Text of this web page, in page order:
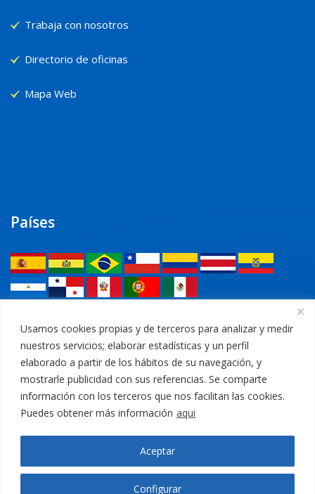
Usamos cookies propias y de terceros para analizar y medir
nuestros servicios; elaborar estadísticas y un perfil
elaborado a partir de los hábitos de su navegación, y
mostrarle publicidad con sus referencias. Se comparte
información con los terceros que nos facilitan las cookies.
Puedes obtener más información aqui
Configurar
Aceptar
Trabaja con nosotros
Directorio de oficinas
Mapa Web
Países
Legal
Política de privacidad
Aviso Legal